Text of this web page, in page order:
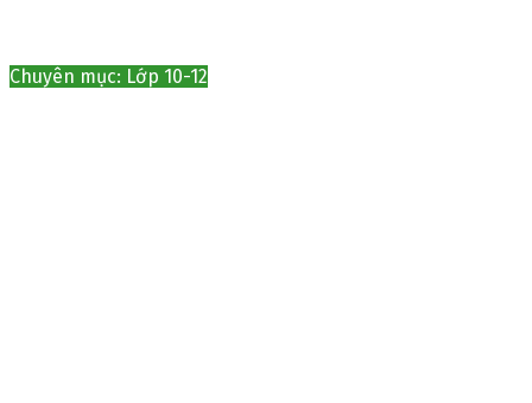
Chuyên mục: Lớp 10-12